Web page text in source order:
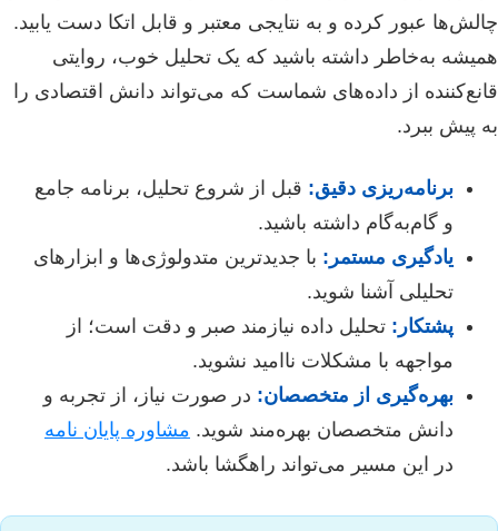
چالش‌ها عبور کرده و به نتایجی معتبر و قابل اتکا دست یابید.
همیشه به‌خاطر داشته باشید که یک تحلیل خوب، روایتی
قانع‌کننده از داده‌های شماست که می‌تواند دانش اقتصادی را
به پیش ببرد.
برنامه‌ریزی دقیق: قبل از شروع تحلیل، برنامه جامع
و گام‌به‌گام داشته باشید.
یادگیری مستمر: با جدیدترین متدولوژی‌ها و ابزارهای
تحلیلی آشنا شوید.
پشتکار: تحلیل داده نیازمند صبر و دقت است؛ از
مواجهه با مشکلات ناامید نشوید.
بهره‌گیری از متخصصان: در صورت نیاز، از تجربه و
دانش متخصصان بهره‌مند شوید. مشاوره پایان نامه
در این مسیر می‌تواند راهگشا باشد.